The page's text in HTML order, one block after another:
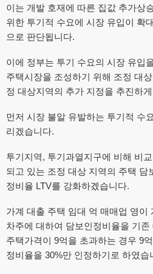
이는 개발 호재에 따른 집값 추가상
위한 투기적 수요에 시장 유입이 확
으로 판단됩니다.
이에 정부는 투기 수요의 시장 유입
주택시장을 조성하기 위해 조정 대
정 대상지역의 추가 지정을 추진하
먼저 시장 불알 유발하는 투기적 수
리겠습니다.
투기지역, 투기과열지구에 비해 비
되고 있는 조정 대상 지역의 주택 담
정비율 LTV를 강화하겠습니다.
가계 대출 주택 임대 억 매매업 영이
차주에 대하여 담보인정비율을 기존
주택가격이 9억을 초과하는 경우 9
정비율을 30%만 인정하기로 하였습